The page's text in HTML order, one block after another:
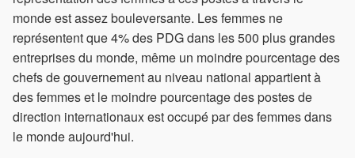
monde est assez bouleversante. Les femmes ne
représentent que 4% des PDG dans les 500 plus grandes
entreprises du monde, même un moindre pourcentage des
chefs de gouvernement au niveau national appartient à
des femmes et le moindre pourcentage des postes de
direction internationaux est occupé par des femmes dans
le monde aujourd'hui.